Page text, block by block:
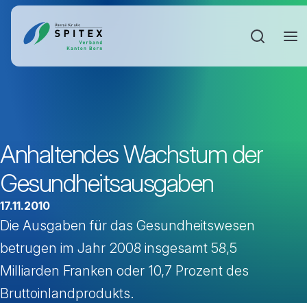
Anhaltendes Wachstum der
Gesundheitsausgaben
17.11.2010
Die Ausgaben für das Gesundheitswesen
betrugen im Jahr 2008 insgesamt 58,5
Milliarden Franken oder 10,7 Prozent des
Bruttoinlandprodukts.